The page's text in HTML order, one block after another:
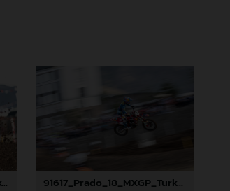
91614_Prado_18_MXGP_Turkey_2024_22A3528 91617_Prado_18_MXGP_Turkey_2024_22A4502